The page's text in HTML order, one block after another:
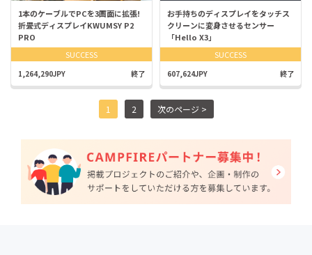
1本のケーブルでPCを3画面に拡張!
折畳式ディスプレイKWUMSY P2
PRO
SUCCESS
1,264,290JPY 終了
お手持ちのディスプレイをタッチス
クリーンに変身させるセンサー
「Hello X3」
SUCCESS
607,624JPY 終了
1 2 次のページ >